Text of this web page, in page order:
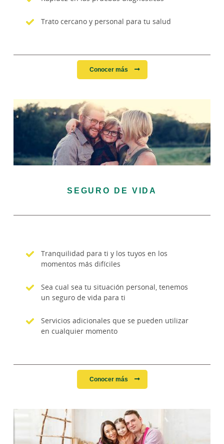
Trato cercano y personal para tu salud
Conocer más
SEGURO DE VIDA
Tranquilidad para ti y los tuyos en los
momentos más difíciles
Sea cual sea tu situación personal, tenemos
un seguro de vida para ti
Servicios adicionales que se pueden utilizar
en cualquier momento
Conocer más